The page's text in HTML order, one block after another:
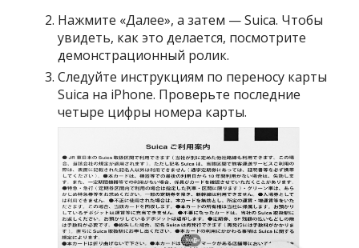
Нажмите «Далее», а затем — Suica. Чтобы
увидеть, как это делается, посмотрите
демонстрационный ролик.
Следуйте инструкциям по переносу карты
Suica на iPhone. Проверьте последние
четыре цифры номера карты.